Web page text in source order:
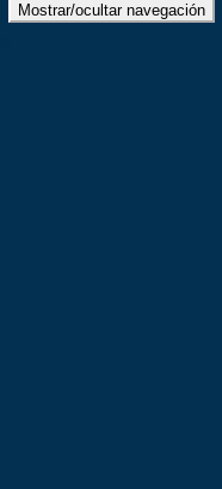
Mostrar/ocultar navegación